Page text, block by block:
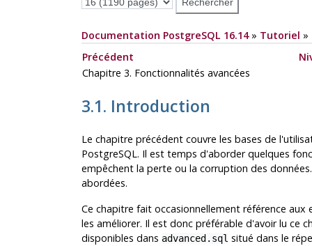
Documentation PostgreSQL 16.14» Tutoriel »
Précédent
Chapitre 3. Fonctionnalités avancées
3.1. Introduction
Le chapitre précédent couvre les bases de
PostgreSQL. Il est temps d'aborder quelques
empêchent la perte ou la corruption des
abordées.
Ce chapitre fait occasionnellement référence
les améliorer. Il est donc préférable d'avoir lu ce
disponibles dans advanced.sql situé dans le